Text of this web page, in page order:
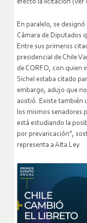
efecto la licitación (ver
En paralelo, se
Cámara de Diputados
Entre sus primeros
presidencial de Chile
de CORFO, con quien
Sichel estaba citado
embargo, adujo que
asistió. Existe también
los mismos senadores
está estudiando la
por prevaricación”,
representa a Alta Ley.